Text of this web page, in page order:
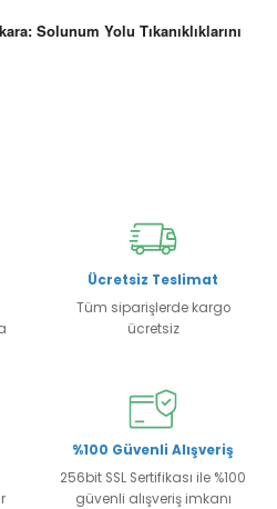
Solunum Yolu Tıkanıklıklarını
Ücretsiz Teslimat
Tüm siparişlerde kargo
ücretsiz
%100 Güvenli Alışveriş
256bit SSL Sertifikası ile %100
güvenli alışveriş imkanı